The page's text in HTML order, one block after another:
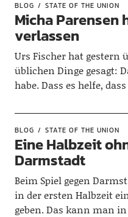
BLOG STATE OF THE UNION
Micha Parensen
verlassen
Urs Fischer hat gestern
üblichen Dinge gesagt:
habe. Dass es helfe,
BLOG STATE OF THE UNION
Eine Halbzeit
Darmstadt
Beim Spiel gegen
in der ersten Halbzeit
geben. Das kann man